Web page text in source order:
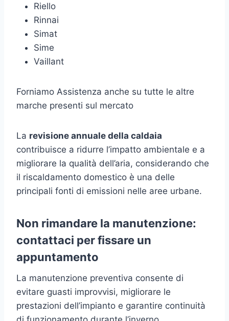
Riello
Rinnai
Simat
Sime
Vaillant
Forniamo Assistenza anche su tutte le altre
marche presenti sul mercato
La revisione annuale della caldaia
contribuisce a ridurre l’impatto ambientale e a
migliorare la qualità dell’aria, considerando che
il riscaldamento domestico è una delle
principali fonti di emissioni nelle aree urbane.
Non rimandare la manutenzione:
contattaci per fissare un
appuntamento
La manutenzione preventiva consente di
evitare guasti improvvisi, migliorare le
prestazioni dell’impianto e garantire continuità